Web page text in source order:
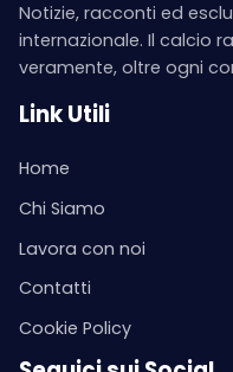
Notizie, racconti ed
internazionale. Il calcio
veramente, oltre ogni
Link Utili
Home
Chi Siamo
Lavora con noi
Contatti
Cookie Policy